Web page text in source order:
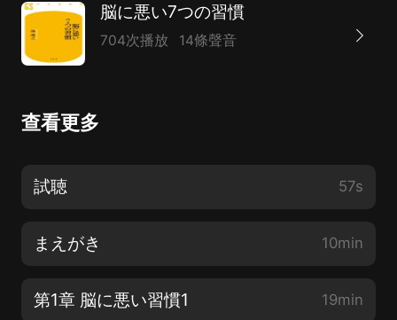
脳に悪い7つの習慣
704次播放 14條聲音
查看更多
試聴 57s
まえがき 10min
第1章 脳に悪い習慣1 19min